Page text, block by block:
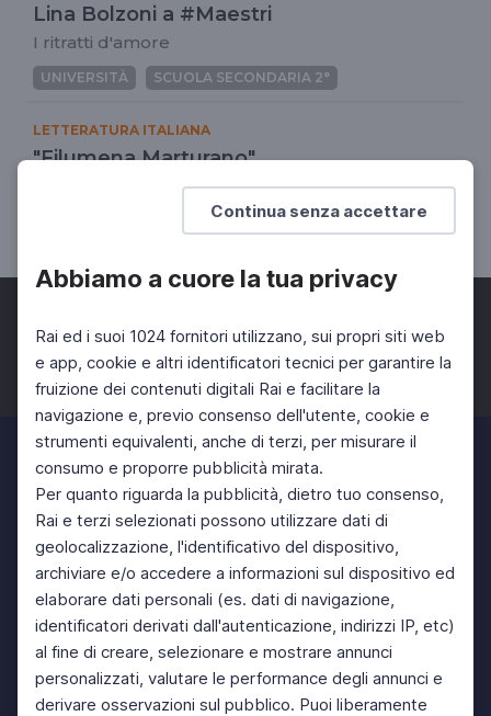
Continua senza accettare
Abbiamo a cuore la tua privacy
Rai ed i suoi 1024 fornitori utilizzano, sui propri siti web
e app, cookie e altri identificatori tecnici per garantire la
fruizione dei contenuti digitali Rai e facilitare la
navigazione e, previo consenso dell'utente, cookie e
strumenti equivalenti, anche di terzi, per misurare il
consumo e proporre pubblicità mirata.
Per quanto riguarda la pubblicità, dietro tuo consenso,
Rai e terzi selezionati possono utilizzare dati di
geolocalizzazione, l'identificativo del dispositivo,
archiviare e/o accedere a informazioni sul dispositivo ed
elaborare dati personali (es. dati di navigazione,
identificatori derivati dall'autenticazione, indirizzi IP, etc)
al fine di creare, selezionare e mostrare annunci
personalizzati, valutare le performance degli annunci e
derivare osservazioni sul pubblico. Puoi liberamente
Lina Bolzoni a #Maestri
I ritratti d'amore
UNIVERSITÀ SCUOLA SECONDARIA 2°
LETTERATURA ITALIANA
"Filumena Marturano"
La grande lezione di Eduardo
SCUOLA SECONDARIA 2°
Facebook Twitter Instagram